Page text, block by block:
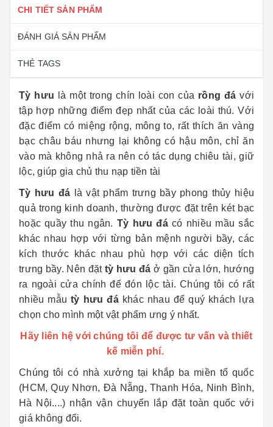
CHI TIẾT SẢN PHẨM
ĐÁNH GIÁ SẢN PHẨM
THẺ TAGS
Tỳ hưu là một trong chín loài con của rồng đá với
tập hợp những điểm đẹp nhất của các loài thú. Với
đặc điểm có miệng rộng, mông to, rất thích ăn vàng
bạc châu báu nhưng lại không có hậu môn, chỉ ăn
vào mà không nhả ra nên có tác dụng chiêu tài, giữ
lộc, giúp gia chủ thu nạp tiền tài
Tỳ hưu đá là vật phẩm trưng bầy phong thủy hiệu
quả trong kinh doanh, thường được đặt trên két bạc
hoặc quầy thu ngân. Tỳ hưu đácó nhiều mầu sắc
khác nhau hợp với từng bản mệnh người bầy, các
kích thước khác nhau phù hợp với các diện tích
trưng bầy. Nên đặttỳ hưu đá ở gần cửa lớn, hướng
ra ngoài cửa chính để đón lộc tài. Chúng tôi có rất
nhiều mẫu tỳ hưu đákhác nhau để quý khách lựa
chọn cho mình một vật phẩm ưng ý nhất.
Hãy liên hệ với chúng tôi để được tư vấn và thiết
kế miễn phí.
Chúng tôi có nhà xưởng tại khắp ba miền tổ quốc
(HCM, Quy Nhơn, Đà Nẵng, Thanh Hóa, Ninh Bình,
Hà Nội....) nhận vận chuyển lắp đặt toàn quốc với
giá không đổi.